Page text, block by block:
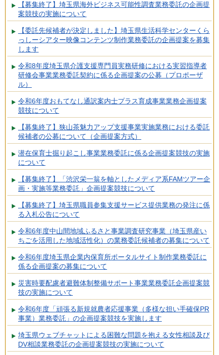
【募集終了】埼玉県海外ビジネス可能性調査業務委託の企画提
案競技の実施について
【委託先候補者が決定しました】埼玉県生活科学センターくら
っしーシアター映像コンテンツ制作業務委託の企画提案を募集
します
令和8年度埼玉県介護支援専門員実務研修における実習指導者
研修会事業業務委託契約に係る企画提案の公募（プロポーザ
ル）
令和6年度おもてなし通訳案内士プラス育成事業業務企画提案
競技について
【募集終了】狭山茶魅力アップ支援事業実施業務における委託
候補者の公募について（企画提案方式）
潜在保育士掘り起こし事業業務委託に係る企画提案競技の実施
について
【募集終了】「渋沢栄一翁を軸としたメディア系FAMツアー企
画・実施等業務委託」企画提案競技について
【募集終了】埼玉県職員参集支援サービス提供業務の発注に係
る入札公告について
令和6年度中山間地域ふるさと事業調査研究事業（埼玉県産い
ちごを活用した地域活性化）の業務委託候補者の募集について
令和6年度埼玉県企業内保育所ポータルサイト制作業務委託に
係る企画提案の募集について
災害時要配慮者避難体制整備サポート事業業務委託企画提案競
技の実施について
令和6年度「頑張る新規就農者応援事業（多様な担い手確保PR
事業）業務委託」の企画提案競技を実施します
埼玉県ウェブチャットによる困難な問題を抱える女性相談及び
DV相談業務委託の企画提案競技の実施について